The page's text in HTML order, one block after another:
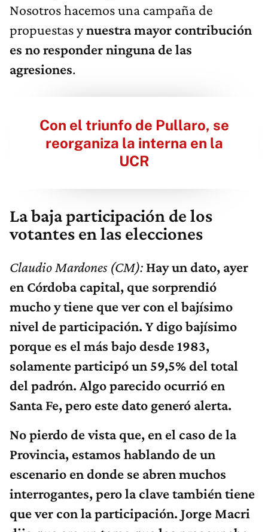
Nosotros hacemos una campaña de
propuestas ynuestra mayor contribución
es no responder ninguna de las
agresiones.
Con el triunfo de Pullaro, se
reorganiza la interna en la
UCR
La baja participación de los
votantes en las elecciones
Claudio Mardones (CM): Hay un dato, ayer
en Córdoba capital, que sorprendió
mucho y tiene que ver con el bajísimo
nivel de participación. Y digo bajísimo
porque es el más bajo desde 1983,
solamente participó un 59,5% del total
del padrón. Algo parecido ocurrió en
Santa Fe, pero este dato generó alerta.
No pierdo de vista que, en el caso de la
Provincia, estamos hablando de un
escenario en donde se abren muchos
interrogantes, pero la clave también tiene
que ver con la participación. Jorge Macri